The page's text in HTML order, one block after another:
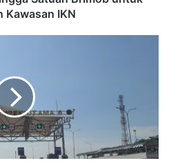
Kawasan IKN